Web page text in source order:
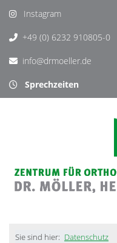
Instagram
+49 (0) 6232 910805-0
info@drmoeller.de
Sprechzeiten
Sie sind hier: Datenschutz